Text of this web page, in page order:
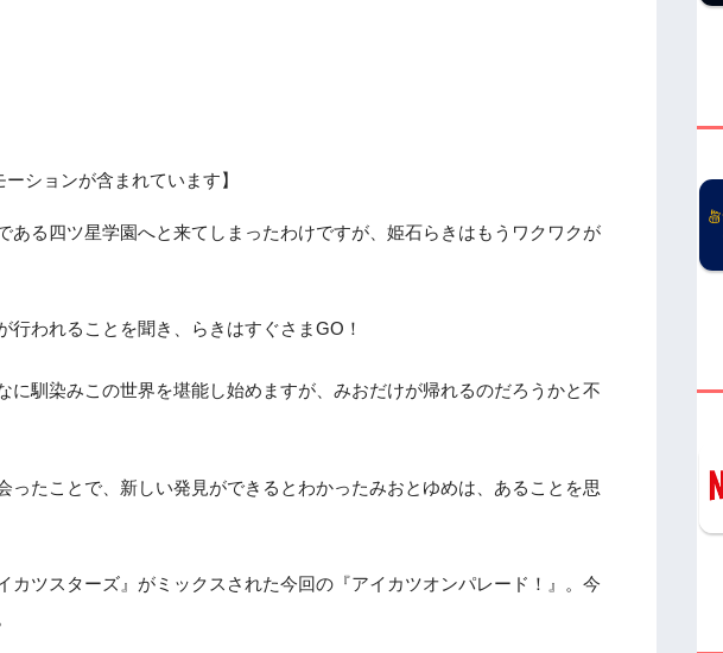
ションが含まれています】
ある四ツ星学園へと来てしまったわけですが、姫石らきはもうワクワクが
行われることを聞き、らきはすぐさまGO！
に馴染みこの世界を堪能し始めますが、みおだけが帰れるのだろうかと不
ったことで、新しい発見ができるとわかったみおとゆめは、あることを思
カツスターズ』がミックスされた今回の『アイカツオンパレード！』。今